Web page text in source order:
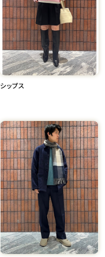
シップス